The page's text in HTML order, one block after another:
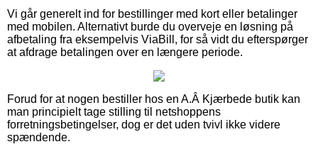
Vi går generelt ind for bestillinger med kort eller betalinger
med mobilen. Alternativt burde du overveje en løsning på
afbetaling fra eksempelvis ViaBill, for så vidt du efterspørger
at afdrage betalingen over en længere periode.
Forud for at nogen bestiller hos en A.Â Kjærbede butik kan
man principielt tage stilling til netshoppens
forretningsbetingelser, dog er det uden tvivl ikke videre
spændende.